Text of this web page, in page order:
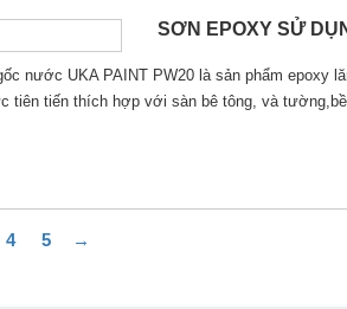
SƠN EPOXY SỬ
nước UKA PAINT PW20 là sản phẩm epoxy
tiên tiến thích hợp với sàn bê tông, và
4 5 →